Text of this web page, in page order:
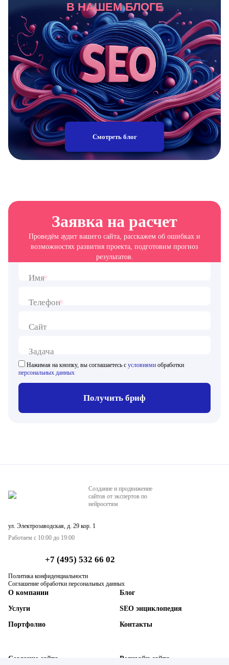
В НАШЕМ БЛОГЕ
Смотреть блог
Заявка на расчет
Проведём аудит вашего сайта, расскажем об ошибках и
возможностях развития проекта, подготовим прогноз
результатов.
Имя*
Телефон*
Сайт
Задача
Нажимая на кнопку, вы соглашаетесь с условиями обработки
персональных данных
Получить бриф
Создание и продвижение
сайтов от экспертов по
нейросетям
ул. Электрозаводская, д. 29 кор. 1
Работаем с 10:00 до 19:00
+7 (495) 532 66 02
Политика конфиденциальности
Соглашение обработки персональных данных
О компании
Услуги
Портфолио
Блог
SEO энциклопедия
Контакты
Создание сайта Редизайн сайта